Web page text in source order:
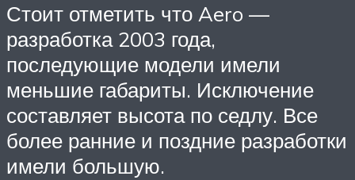
Стоит отметить что Aero —
разработка 2003 года,
последующие модели имели
меньшие габариты. Исключение
составляет высота по седлу. Все
более ранние и поздние разработки
имели большую.